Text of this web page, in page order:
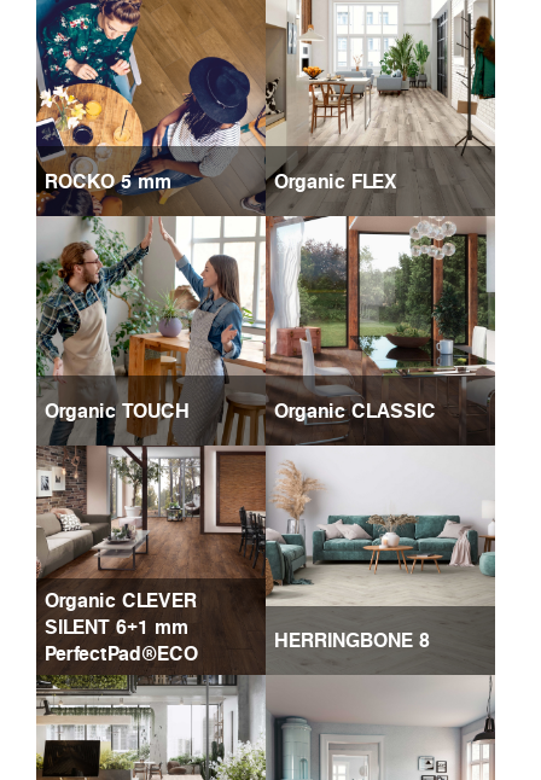
ROCKO 5 mm Organic FLEX
Organic TOUCH Organic CLASSIC
Organic CLEVER
SILENT 6+1 mm
PerfectPad®ECO
HERRINGBONE 8